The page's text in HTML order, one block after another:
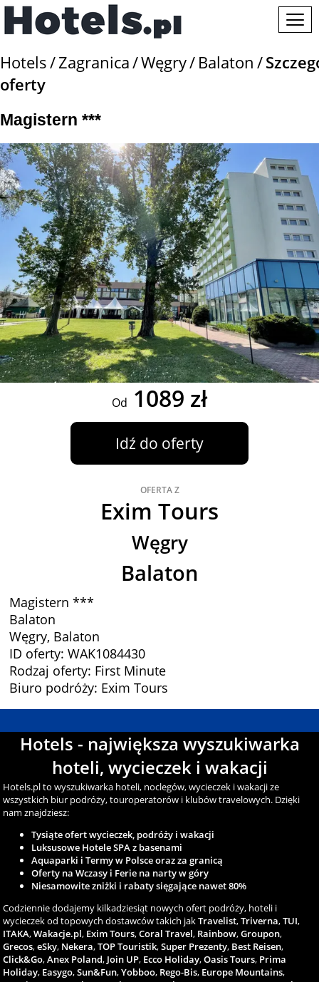
Hotels Zagranica Węgry Balaton
oferty
Magistern ***
Od 1089 zł
Idź do oferty
OFERTA Z
Exim Tours
Węgry
Balaton
Magistern ***
Balaton
Węgry, Balaton
ID oferty: WAK1084430
Rodzaj oferty: First Minute
Biuro podróży: Exim Tours
Hotels - największa wyszukiwarka
hoteli, wycieczek i wakacji
Hotels.pl to wyszukiwarka hoteli, noclegów, wycieczek i wakacji ze
wszystkich biur podróży, touroperatorów i klubów travelowych. Dzięki
nam znajdziesz:
Tysiąte ofert wycieczek, podróży i wakacji
Luksusowe Hotele SPA z basenami
Aquaparki i Termy w Polsce oraz za granicą
Oferty na Wczasy i Ferie na narty w góry
Niesamowite zniżki i rabaty sięgające nawet 80%
Codziennie dodajemy kilkadziesiąt nowych ofert podróży, hoteli i
wycieczek od topowych dostawców takich jakTravelist,Triverna,TUI,
ITAKA,Wakacje.pl, Exim Tours,Coral Travel, Rainbow,Groupon,
Grecos,eSky, Nekera,TOP Touristik,Super Prezenty, Best Reisen,
Click&Go,Anex Poland, Join UP, Ecco Holiday,Oasis Tours, Prima
Holiday, Easygo,Sun&Fun,Yobboo, Rego-Bis, Europe Mountains,